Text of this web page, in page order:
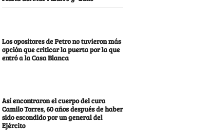
Los opositores de Petro no tuvieron más
opción que criticar la puerta por la que
entró a la Casa Blanca
Así encontraron el cuerpo del cura
Camilo Torres, 60 años después de haber
sido escondido por un general del
Ejército